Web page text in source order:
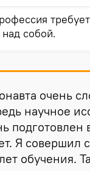
собой.
очень
научное
Я совершил
обучения.